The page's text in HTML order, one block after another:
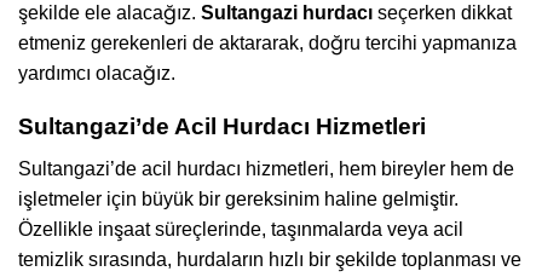
şekilde ele alacağız. Sultangazi hurdacı seçerken dikkat
etmeniz gerekenleri de aktararak, doğru tercihi yapmanıza
yardımcı olacağız.
Sultangazi’de Acil Hurdacı Hizmetleri
Sultangazi’de acil hurdacı hizmetleri, hem bireyler hem de
işletmeler için büyük bir gereksinim haline gelmiştir.
Özellikle inşaat süreçlerinde, taşınmalarda veya acil
temizlik sırasında, hurdaların hızlı bir şekilde toplanması ve